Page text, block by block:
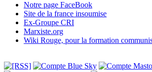
Notre page FaceBook
Site de la france insoumise
Ex-Groupe CRI
Marxiste.org
Wiki Rouge, pour la formation